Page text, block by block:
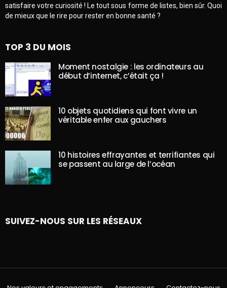
satisfaire votre curiosité ! Le tout sous forme de listes, bien sûr. Quoi
de mieux que le rire pour rester en bonne santé ?
TOP 3 DU MOIS
Moment nostalgie : les ordinateurs au
début d’internet, c’était ça !
10 objets quotidiens qui font vivre un
véritable enfer aux gauchers
10 histoires effrayantes et terrifiantes qui
se passent au large de l’océan
SUIVEZ-NOUS SUR LES RÉSEAUX